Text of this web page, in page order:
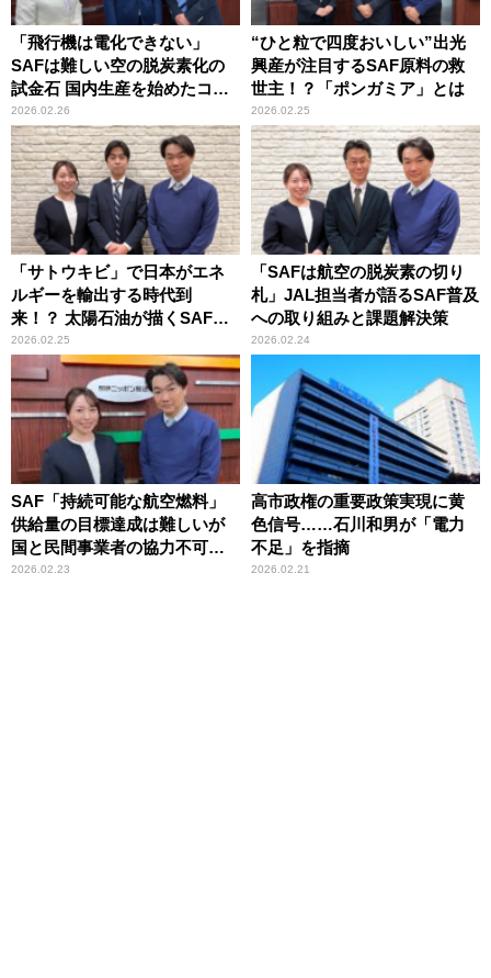
「飛行機は電化できない」
SAFは難しい空の脱炭素化の
試金石 国内生産を始めたコス
モ石油
2026.02.26
“ひと粒で四度おいしい”出光
興産が注目するSAF原料の救
世主！？「ポンガミア」とは
2026.02.25
「サトウキビ」で日本がエネ
ルギーを輸出する時代到
来！？ 太陽石油が描くSAFの
未来
2026.02.25
「SAFは航空の脱炭素の切り
札」JAL担当者が語るSAF普及
への取り組みと課題解決策
2026.02.24
SAF「持続可能な航空燃料」
供給量の目標達成は難しいが
国と民間事業者の協力不可
欠 石川和男が指摘
2026.02.23
高市政権の重要政策実現に黄
色信号……石川和男が「電力
不足」を指摘
2026.02.21